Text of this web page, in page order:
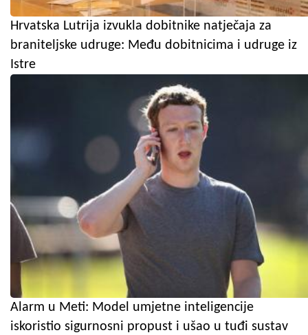
Hrvatska Lutrija izvukla dobitnike natječaja za
braniteljske udruge: Među dobitnicima i udruge iz
Istre
Alarm u Meti: Model umjetne inteligencije
iskoristio sigurnosni propust i ušao u tuđi sustav